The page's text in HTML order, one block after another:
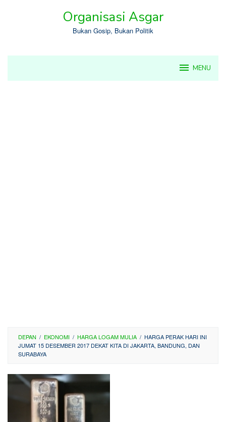
Organisasi Asgar
Bukan Gosip, Bukan Politik
MENU
DEPAN / EKONOMI / HARGA LOGAM MULIA / HARGA PERAK HARI INI
JUMAT 15 DESEMBER 2017 DEKAT KITA DI JAKARTA, BANDUNG, DAN
SURABAYA